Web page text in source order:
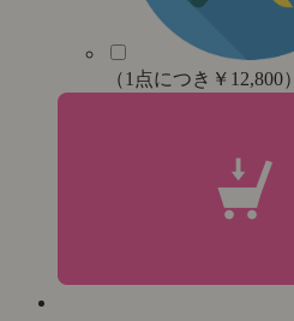
（1点につき￥12,800）